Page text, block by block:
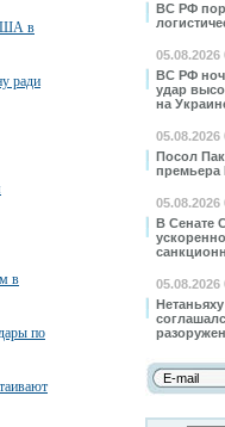
ВС РФ
05.08.2026
ВС РФ
удар
на
05.08.2026
Посол
05.08.2026
В Сенате
05.08.2026
в
ради
в
по